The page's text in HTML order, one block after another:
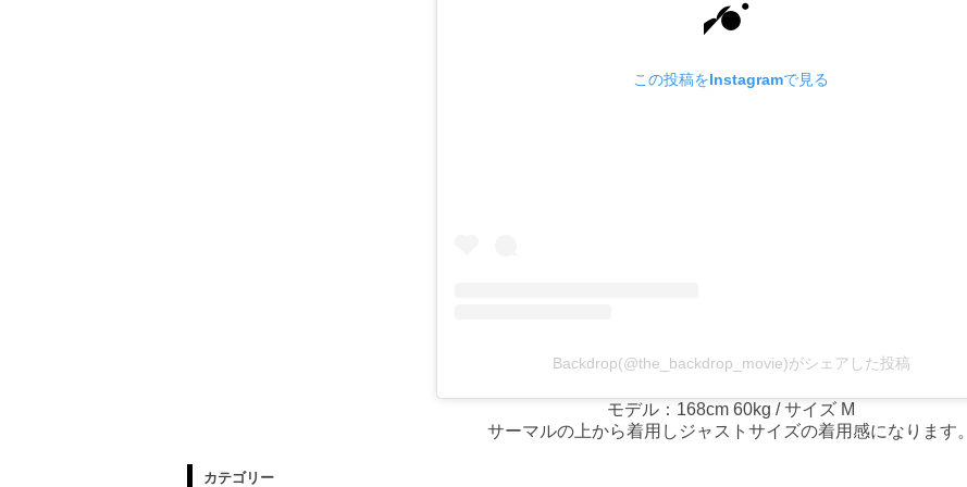
この投稿をInstagramで見る
Backdrop(@the_backdrop_movie)がシェアした投稿
モデル：168cm 60kg / サイズ M
サーマルの上から着用しジャストサイズの着用感になります。
カテゴリー